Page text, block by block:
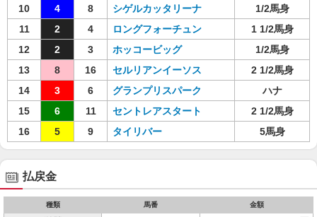
10
4 8 シゲルカッタリーナ
1/2馬身
11
2 4 ロングフォーチュン
1 1/2馬身
12
2 3 ホッコービッグ
1/2馬身
13
8 16 セルリアンイーソス
2 1/2馬身
14
3 6 グランプリスパーク
ハナ
15
6 11 セントレアスタート
2 1/2馬身
16
5 9 タイリバー 5馬身
払戻金
種類 馬番 金額